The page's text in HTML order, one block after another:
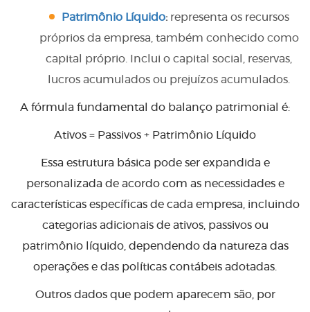
Patrimônio Líquido:representa os recursos
próprios da empresa, também conhecido como
capital próprio. Inclui o capital social, reservas,
lucros acumulados ou prejuízos acumulados.
A fórmula fundamental do balanço patrimonial é:
Ativos = Passivos + Patrimônio Líquido
Essa estrutura básica pode ser expandida e
personalizada de acordo com as necessidades e
características específicas de cada empresa, incluindo
categorias adicionais de ativos, passivos ou
patrimônio líquido, dependendo da natureza das
operações e das políticas contábeis adotadas.
Outros dados que podem aparecem são, por